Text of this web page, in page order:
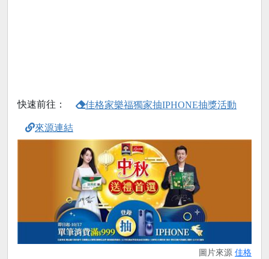
快速前往： 佳格家樂福獨家抽IPHONE抽獎活動
來源連結
圖片來源 佳格